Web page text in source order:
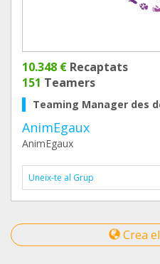
10.348 € Recaptats
151 Teamers
Teaming Manager des
AnimEgaux
AnimEgaux
Uneix-te al Grup
Crea